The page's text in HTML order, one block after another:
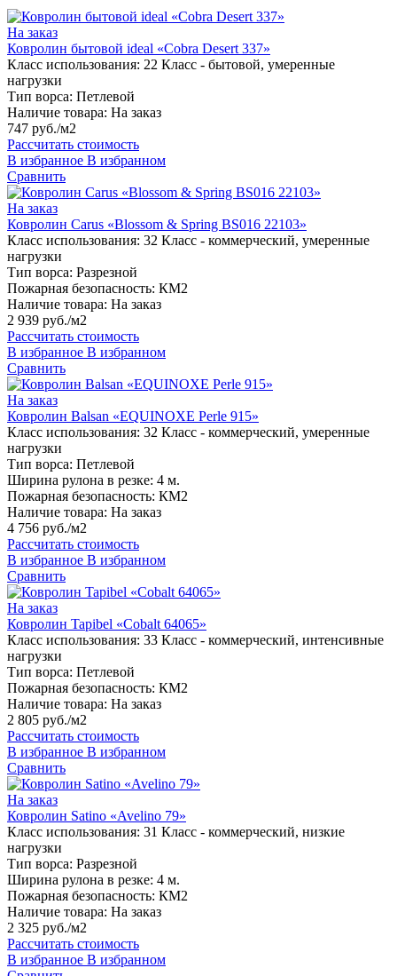
На заказ
Ковролин бытовой ideal «Cobra Desert 337»
Класс использования: 22 Класс - бытовой, умеренные
нагрузки
Тип ворса: Петлевой
Наличие товара: На заказ
747 руб./м2
Рассчитать стоимость
В избранное В избранном
Сравнить
На заказ
Ковролин Carus «Blossom & Spring BS016 22103»
Класс использования: 32 Класс - коммерческий, умеренные
нагрузки
Тип ворса: Разрезной
Пожарная безопасность: КМ2
Наличие товара: На заказ
2 939 руб./м2
Рассчитать стоимость
В избранное В избранном
Сравнить
На заказ
Ковролин Balsan «EQUINOXE Perle 915»
Класс использования: 32 Класс - коммерческий, умеренные
нагрузки
Тип ворса: Петлевой
Ширина рулона в резке: 4 м.
Пожарная безопасность: КМ2
Наличие товара: На заказ
4 756 руб./м2
Рассчитать стоимость
В избранное В избранном
Сравнить
На заказ
Ковролин Tapibel «Cobalt 64065»
Класс использования: 33 Класс - коммерческий, интенсивные
нагрузки
Тип ворса: Петлевой
Пожарная безопасность: КМ2
Наличие товара: На заказ
2 805 руб./м2
Рассчитать стоимость
В избранное В избранном
Сравнить
На заказ
Ковролин Satino «Avelino 79»
Класс использования: 31 Класс - коммерческий, низкие
нагрузки
Тип ворса: Разрезной
Ширина рулона в резке: 4 м.
Пожарная безопасность: КМ2
Наличие товара: На заказ
2 325 руб./м2
Рассчитать стоимость
В избранное В избранном